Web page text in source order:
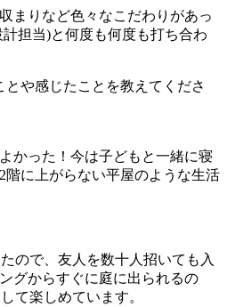
まりなど色々なこだわりがあっ
担当)と何度も何度も打ち合わ
や感じたことを教えてくださ
かった！今は子どもと一緒に寝
階に上がらない平屋のような生活
ので、友人を数十人招いても入
グからすぐに庭に出られるの
て楽しめています。